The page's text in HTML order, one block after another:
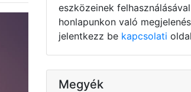
eszközeinek
honlapunkon való
jelentkezz be kapcsolati
Megyék